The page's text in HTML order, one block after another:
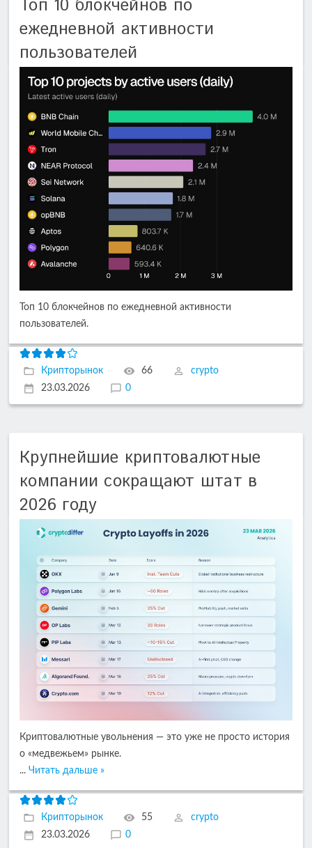
Топ 10 блокчейнов по
ежедневной активности
пользователей
Топ 10 блокчейнов по ежедневной активности
пользователей.
Крипторынок 66
crypto
23.03.2026
0
Крупнейшие криптовалютные
компании сокращают штат в
2026 году
Криптовалютные увольнения — это уже не просто история
о «медвежьем» рынке.
... Читать дальше »
Крипторынок 55
crypto
23.03.2026
0